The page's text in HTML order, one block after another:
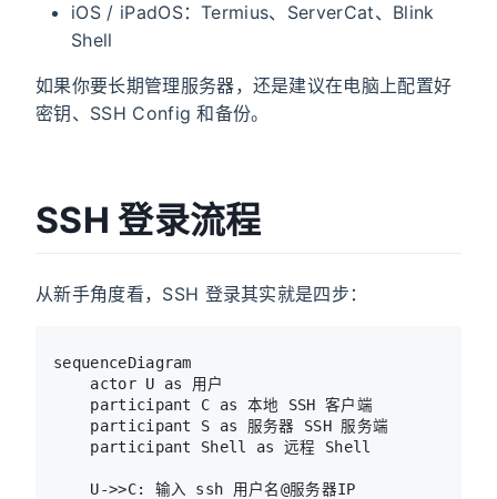
iOS / iPadOS：Termius、ServerCat、Blink
Shell
如果你要长期管理服务器，还是建议在电脑上配置好
密钥、SSH Config 和备份。
SSH 登录流程
从新手角度看，SSH 登录其实就是四步：
sequenceDiagram
    actor U as 用户
    participant C as 本地 SSH 客户端
    participant S as 服务器 SSH 服务端
    participant Shell as 远程 Shell
    U->>C: 输入 ssh 用户名@服务器IP